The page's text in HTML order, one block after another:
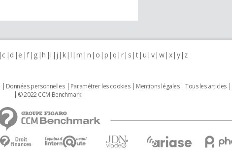
c d e f g h i j k l m n o p q r s t u v w x y z
Données personnelles Paramétrer les cookies Mentions légales Tous les articles
© 2022 CCM Benchmark